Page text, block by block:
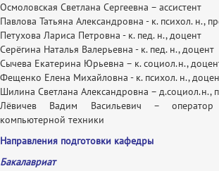
Осмоловская Светлана Сергеевна – ассистент
Павлова Татьяна Александровна - к. психол. н.,
Петухова Лариса Петровна - к. пед. н., доцент
Серёгина Наталья Валерьевна - к. пед. н., доцент
Сычева Екатерина Юрьевна – к. социол.н.,
Фещенко Елена Михайловна - к. психол. н.,
Шилина Светлана Александровна – д.социол.н.,
Лёвичев Вадим Васильевич –
компьютерной техники
Направления подготовки кафедры
Бакалавриат